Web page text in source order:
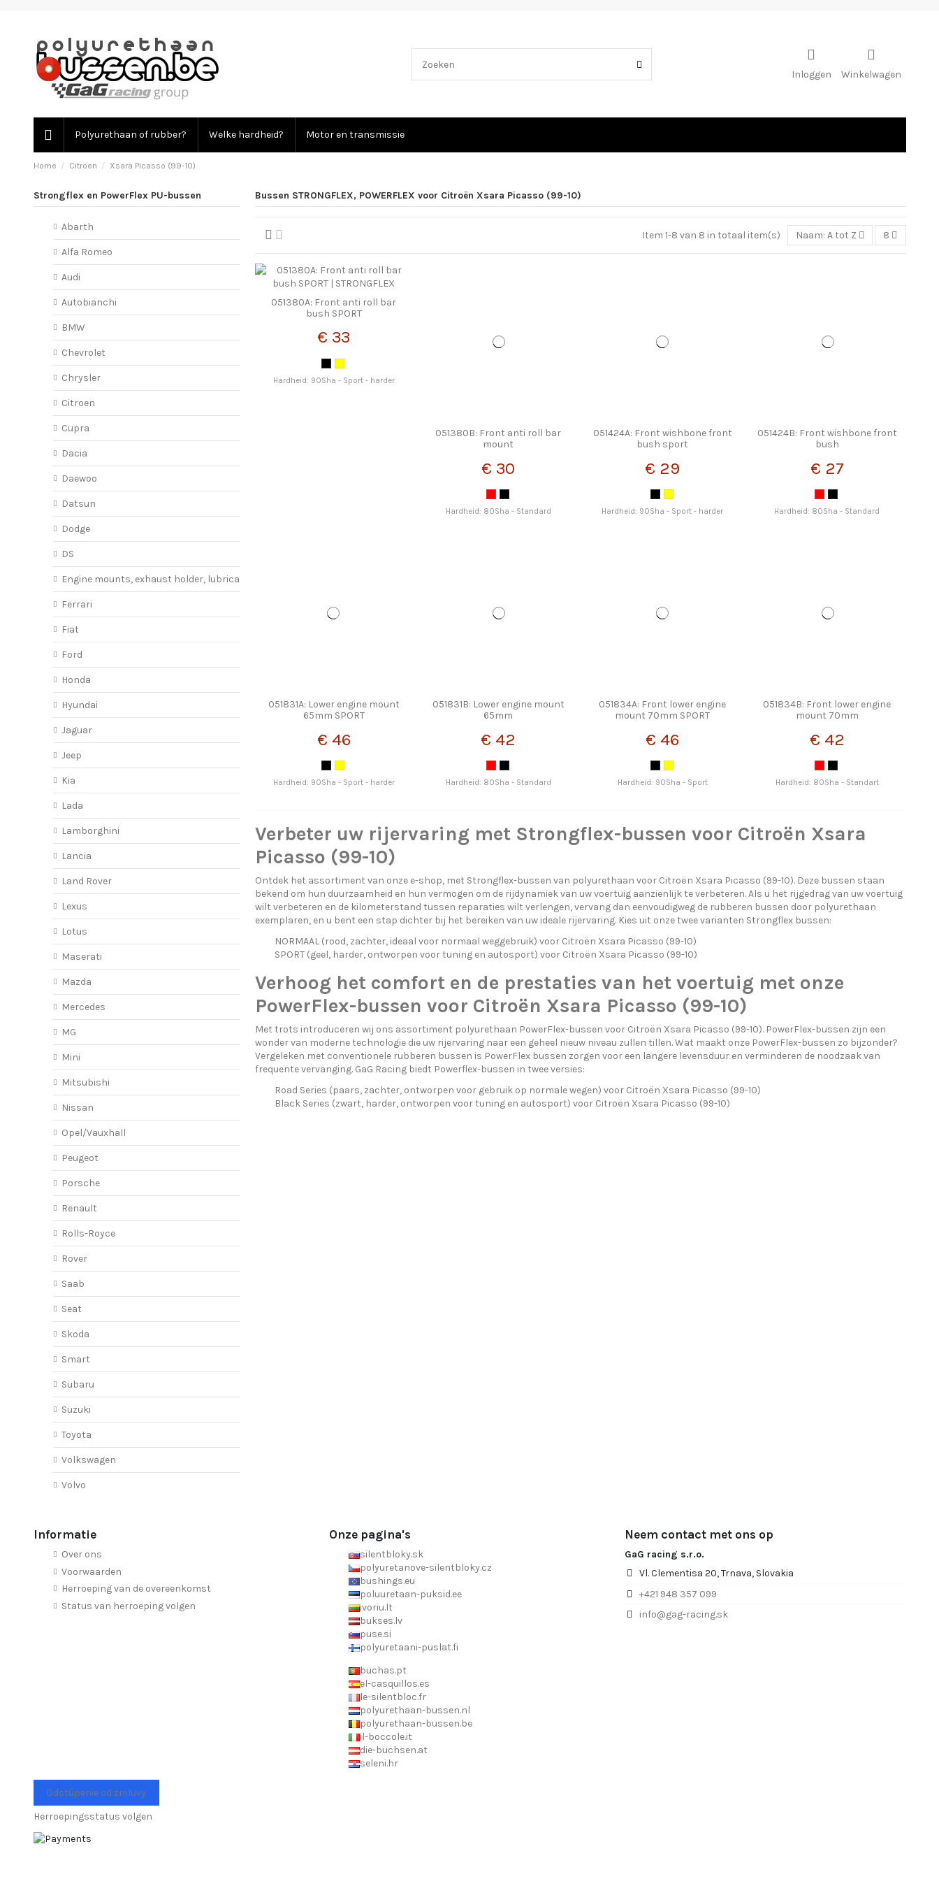
Inloggen Winkelwagen
Polyurethaan of rubber? Welke hardheid? Motor en transmissie
Home Citroen Xsara Picasso (99-10)
Bussen STRONGFLEX, POWERFLEX voor Citroën Xsara Picasso (99-10)
Item 1-8 van 8 in totaal item(s) Naam: A tot Z 8
051380A: Front anti roll bar
bush SPORT
€ 33
Hardheid: 90Sha - Sport - harder
051380B: Front anti roll bar
mount
€ 30
Hardheid: 80Sha - Standard
051424A: Front wishbone front
bush sport
€ 29
Hardheid: 90Sha - Sport - harder
051424B: Front wishbone front
bush
€ 27
Hardheid: 80Sha - Standard
051831A: Lower engine mount
65mm SPORT
€ 46
Hardheid: 90Sha - Sport - harder
051831B: Lower engine mount
65mm
€ 42
Hardheid: 80Sha - Standard
051834A: Front lower engine
mount 70mm SPORT
€ 46
Hardheid: 90Sha - Sport
051834B: Front lower engine
mount 70mm
€ 42
Hardheid: 80Sha - Standart
Verbeter uw rijervaring met Strongflex-bussen voor Citroën Xsara
Picasso (99-10)
Ontdek het assortiment van onze e-shop, met Strongflex-bussen van polyurethaan voor Citroën Xsara Picasso (99-10). Deze bussen staan
bekend om hun duurzaamheid en hun vermogen om de rijdynamiek van uw voertuig aanzienlijk te verbeteren. Als u het rijgedrag van uw voertuig
wilt verbeteren en de kilometerstand tussen reparaties wilt verlengen, vervang dan eenvoudigweg de rubberen bussen door polyurethaan
exemplaren, en u bent een stap dichter bij het bereiken van uw ideale rijervaring. Kies uit onze twee varianten Strongflex bussen:
NORMAAL (rood, zachter, ideaal voor normaal weggebruik) voor Citroën Xsara Picasso (99-10)
SPORT (geel, harder, ontworpen voor tuning en autosport) voor Citroën Xsara Picasso (99-10)
Verhoog het comfort en de prestaties van het voertuig met onze
PowerFlex-bussen voor Citroën Xsara Picasso (99-10)
Met trots introduceren wij ons assortiment polyurethaan PowerFlex-bussen voor Citroën Xsara Picasso (99-10). PowerFlex-bussen zijn een
wonder van moderne technologie die uw rijervaring naar een geheel nieuw niveau zullen tillen. Wat maakt onze PowerFlex-bussen zo bijzonder?
Vergeleken met conventionele rubberen bussen is PowerFlex bussen zorgen voor een langere levensduur en verminderen de noodzaak van
frequente vervanging. GaG Racing biedt Powerflex-bussen in twee versies:
Road Series (paars, zachter, ontworpen voor gebruik op normale wegen) voor Citroën Xsara Picasso (99-10)
Black Series (zwart, harder, ontworpen voor tuning en autosport) voor Citroën Xsara Picasso (99-10)
Strongflex en PowerFlex PU-bussen
Abarth
Alfa Romeo
Audi
Autobianchi
BMW
Chevrolet
Chrysler
Citroen
Cupra
Dacia
Daewoo
Datsun
Dodge
DS
Engine mounts, exhaust holder, lubricant
Ferrari
Fiat
Ford
Honda
Hyundai
Jaguar
Jeep
Kia
Lada
Lamborghini
Lancia
Land Rover
Lexus
Lotus
Maserati
Mazda
Mercedes
MG
Mini
Mitsubishi
Nissan
Opel/Vauxhall
Peugeot
Porsche
Renault
Rolls-Royce
Rover
Saab
Seat
Skoda
Smart
Subaru
Suzuki
Toyota
Volkswagen
Volvo
Informatie
Over ons
Voorwaarden
Herroeping van de overeenkomst
Status van herroeping volgen
Onze pagina's
silentbloky.sk
polyuretanove-silentbloky.cz
bushings.eu
poluuretaan-puksid.ee
ivoriu.lt
bukses.lv
puse.si
polyuretaani-puslat.fi
buchas.pt
el-casquillos.es
le-silentbloc.fr
polyurethaan-bussen.nl
polyurethaan-bussen.be
il-boccole.it
die-buchsen.at
seleni.hr
Neem contact met ons op
GaG racing s.r.o.
Vl. Clementisa 20, Trnava, Slovakia
+421 948 357 099
info@gag-racing.sk
Odstúpenie od zmluvy
Herroepingsstatus volgen